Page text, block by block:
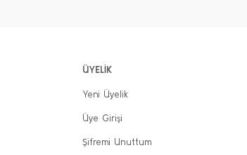
ÜYELİK
Yeni Üyelik
Üye Girişi
Şifremi Unuttum